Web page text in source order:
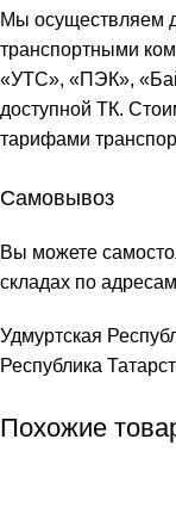
Мы осуществляем
транспортными
«УТС», «ПЭК», «
доступной ТК.
тарифами
Самовывоз
Вы можете
складах по
Удмуртская
Республика
Похожие